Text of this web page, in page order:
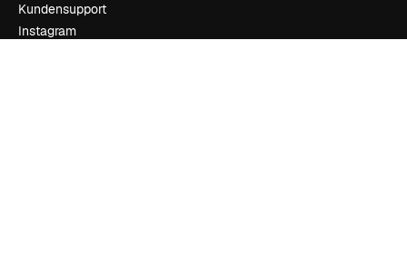
Kundensupport
Instagram